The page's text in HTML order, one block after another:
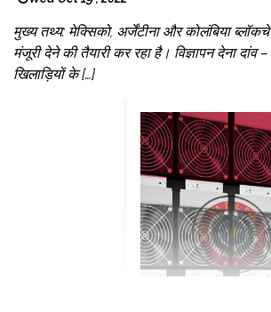
मुख्य तथ्य: मेक्सिको, अर्जेंटीना और कोलंबिया
मंजूरी देने की तैयारी कर रहा है। विज्ञापन देना
खिलाड़ियों के […]